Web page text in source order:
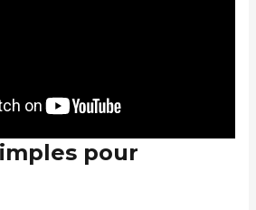
pour